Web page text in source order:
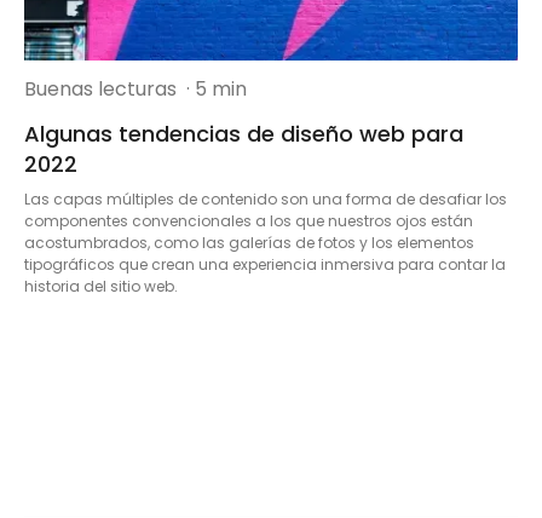
Buenas lecturas · 5 min
Algunas tendencias de diseño web para
2022
Las capas múltiples de contenido son una forma de desafiar los
componentes convencionales a los que nuestros ojos están
acostumbrados, como las galerías de fotos y los elementos
tipográficos que crean una experiencia inmersiva para contar la
historia del sitio web.